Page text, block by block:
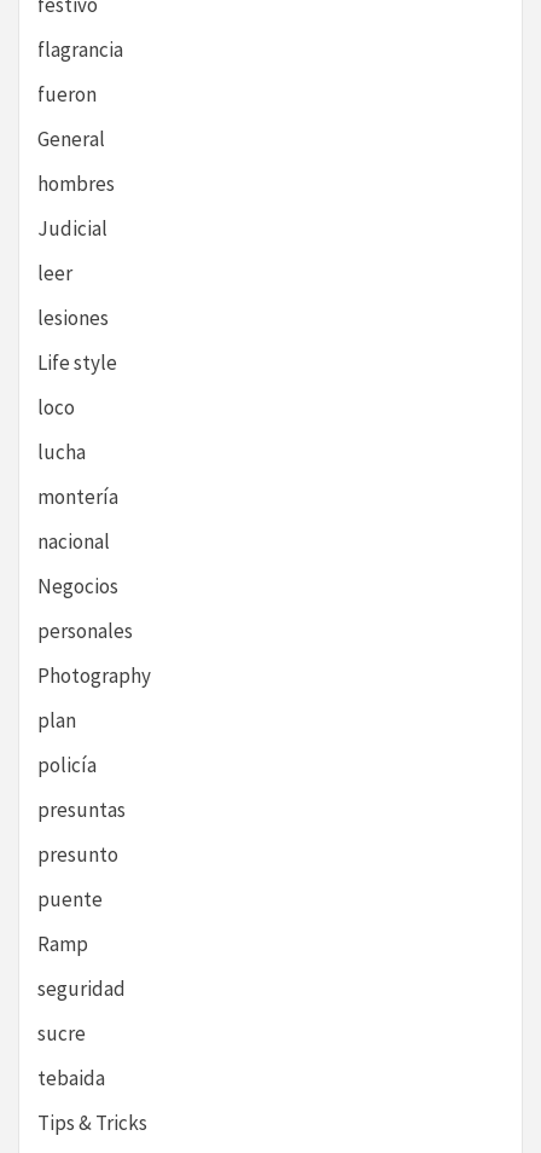
flagrancia
fueron
General
hombres
Judicial
leer
lesiones
Life style
loco
lucha
montería
nacional
Negocios
personales
Photography
plan
policía
presuntas
presunto
puente
Ramp
seguridad
sucre
tebaida
Tips & Tricks